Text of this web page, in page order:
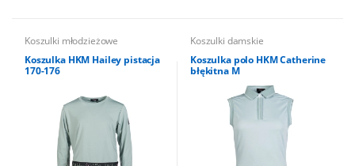
Koszulki młodzieżowe
Koszulka HKM Hailey pistacja
170-176
Koszulki damskie
Koszulka polo HKM Catherine
błękitna M